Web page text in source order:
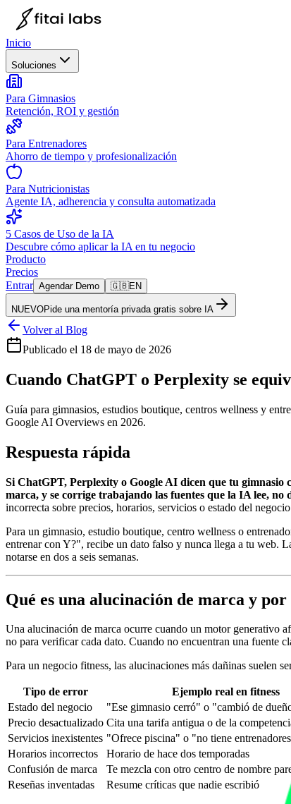
Inicio
Soluciones
Para Gimnasios
Retención, ROI y gestión
Para Entrenadores
Ahorro de tiempo y profesionalización
Para Nutricionistas
Agente IA, adherencia y consulta automatizada
5 Casos de Uso de la IA
Descubre cómo aplicar la IA en tu negocio
Producto
Precios
Entrar Agendar Demo 🇬🇧EN
NUEVOPide una mentoría privada gratis sobre IA
Volver al Blog
Publicado el 18 de mayo de 2026
Cuando ChatGPT o Perplexity se
Guía para gimnasios, estudios boutique, centros wellness y
Google AI Overviews en 2026.
Respuesta rápida
Si ChatGPT, Perplexity o Google AI dicen que tu gimnasio
marca, y se corrige trabajando las fuentes que la IA lee, no
incorrecta sobre precios, horarios, servicios o estado del
Para un gimnasio, estudio boutique, centro wellness o
entrenar con Y?", recibe un dato falso y nunca llega a tu web.
notarse en dos a seis semanas.
Qué es una alucinación de marca y por
Una alucinación de marca ocurre cuando un motor generativo
no para verificar cada dato. Cuando no encuentran una fuente
Para un negocio fitness, las alucinaciones más dañinas suelen
Tipo de error Ejemplo real en fitness
Estado del negocio
"Ese gimnasio cerró" o "cambió de
Precio desactualizado Cita una tarifa antigua o de la
Servicios inexistentes "Ofrece piscina" o "no tiene entrenadores
Horarios incorrectos
Horario de hace dos temporadas
Confusión de marca
Te mezcla con otro centro de nombre
Reseñas inventadas
Resume críticas que nadie escribió